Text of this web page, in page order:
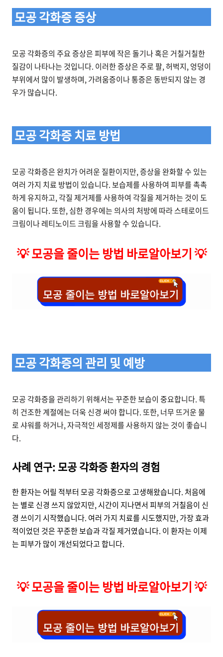
모공 각화증 증상
모공 각화증의 주요 증상은 피부에 작은 돌기나 혹은 거칠거칠한
질감이 나타나는 것입니다. 이러한 증상은 주로 팔, 허벅지, 엉덩이
부위에서 많이 발생하며, 가려움증이나 통증은 동반되지 않는 경
우가 많습니다.
모공 각화증 치료 방법
모공 각화증은 완치가 어려운 질환이지만, 증상을 완화할 수 있는
여러 가지 치료 방법이 있습니다. 보습제를 사용하여 피부를 촉촉
하게 유지하고, 각질 제거제를 사용하여 각질을 제거하는 것이 도
움이 됩니다. 또한, 심한 경우에는 의사의 처방에 따라 스테로이드
크림이나 레티노이드 크림을 사용할 수 있습니다.
💡모공을 줄이는 방법 바로알아보기💡
모공 각화증의 관리 및 예방
모공 각화증을 관리하기 위해서는 꾸준한 보습이 중요합니다. 특
히 건조한 계절에는 더욱 신경 써야 합니다. 또한, 너무 뜨거운 물
로 샤워를 하거나, 자극적인 세정제를 사용하지 않는 것이 좋습니
다.
사례 연구: 모공 각화증 환자의 경험
한 환자는 어릴 적부터 모공 각화증으로 고생해왔습니다. 처음에
는 별로 신경 쓰지 않았지만, 시간이 지나면서 피부의 거칠음이 신
경 쓰이기 시작했습니다. 여러 가지 치료를 시도했지만, 가장 효과
적이었던 것은 꾸준한 보습과 각질 제거였습니다. 이 환자는 이제
는 피부가 많이 개선되었다고 합니다.
💡모공을 줄이는 방법 바로알아보기💡